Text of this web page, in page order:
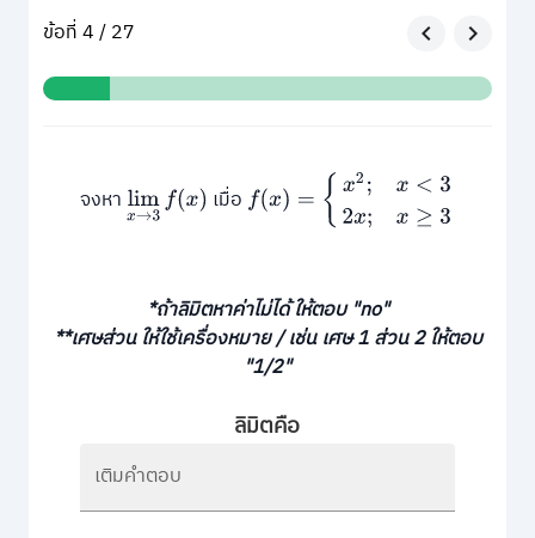
ข้อที่ 4 / 27
จงหา limx→3f(x )เมื่อ f(x)={ x< 32x ≥3
*ถ้าลิมิตหาค่าไม่ได้ ให้ตอบ "no"
**เศษส่วน ให้ใช้เครื่องหมาย / เช่น เศษ 1 ส่วน 2 ให้ตอบ
"1/2"
ลิมิตคือ
เติมคำตอบ